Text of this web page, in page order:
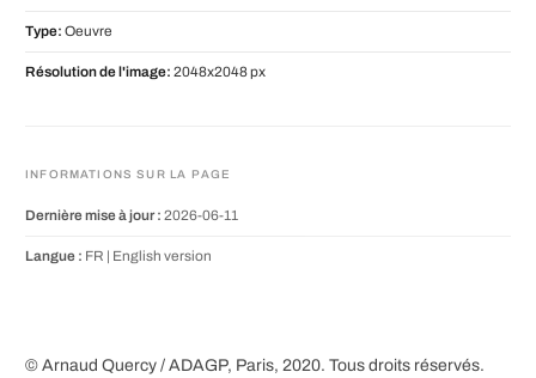
Type: Oeuvre
Résolution de l'image: 2048x2048 px
INFORMATIONS SUR LA PAGE
Dernière mise à jour : 2026-06-11
Langue : FR | English version
© Arnaud Quercy / ADAGP, Paris, 2020. Tous droits réservés.